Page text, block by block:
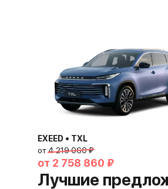
EXEED • TXL
от4 219 060 ₽
от 2 758 860 ₽
Лучшие